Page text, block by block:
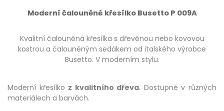
Moderní čalouněné křesílko Busetto P 009A
Kvalitní čalouněná křesílka s dřevěnou nebo kovovou
kostrou a čalouněným sedákem od italského výrobce
Busetto. V moderním stylu.
Moderní křesílko z kvalitního dřeva. Dostupné v různých
materiálech a barvách.